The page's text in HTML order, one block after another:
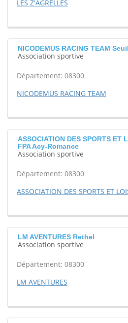
LES Z'AGRELLES
NICODEMUS RACING TEAM Seuil
Association sportive
Département: 08300
NICODEMUS RACING TEAM
ASSOCIATION DES SPORTS ET
FPA Acy-Romance
Association sportive
Département: 08300
ASSOCIATION DES SPORTS ET
LM AVENTURES Rethel
Association sportive
Département: 08300
LM AVENTURES